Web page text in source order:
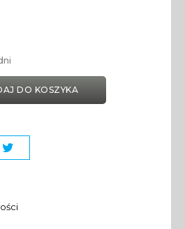
DO KOSZYKA